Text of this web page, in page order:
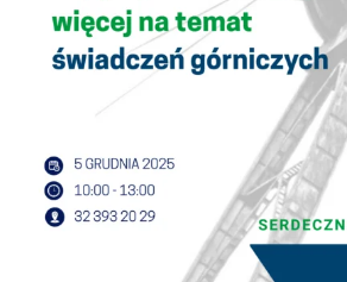
MARKA ŚLĄSKIE